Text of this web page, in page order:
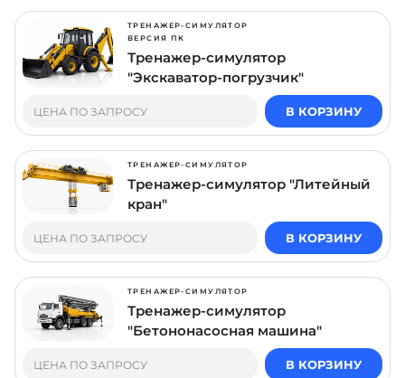
ТРЕНАЖЕР-СИМУЛЯТОР
ВЕРСИЯ ПК
Тренажер-симулятор
"Экскаватор-погрузчик"
ЦЕНА ПО ЗАПРОСУ В КОРЗИНУ
ТРЕНАЖЕР-СИМУЛЯТОР
Тренажер-симулятор "Литейный
кран"
ЦЕНА ПО ЗАПРОСУ В КОРЗИНУ
ТРЕНАЖЕР-СИМУЛЯТОР
Тренажер-симулятор
"Бетононасосная машина"
ЦЕНА ПО ЗАПРОСУ В КОРЗИНУ